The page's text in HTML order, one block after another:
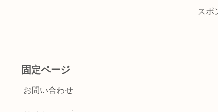
スポ
固定ページ
お問い合わせ